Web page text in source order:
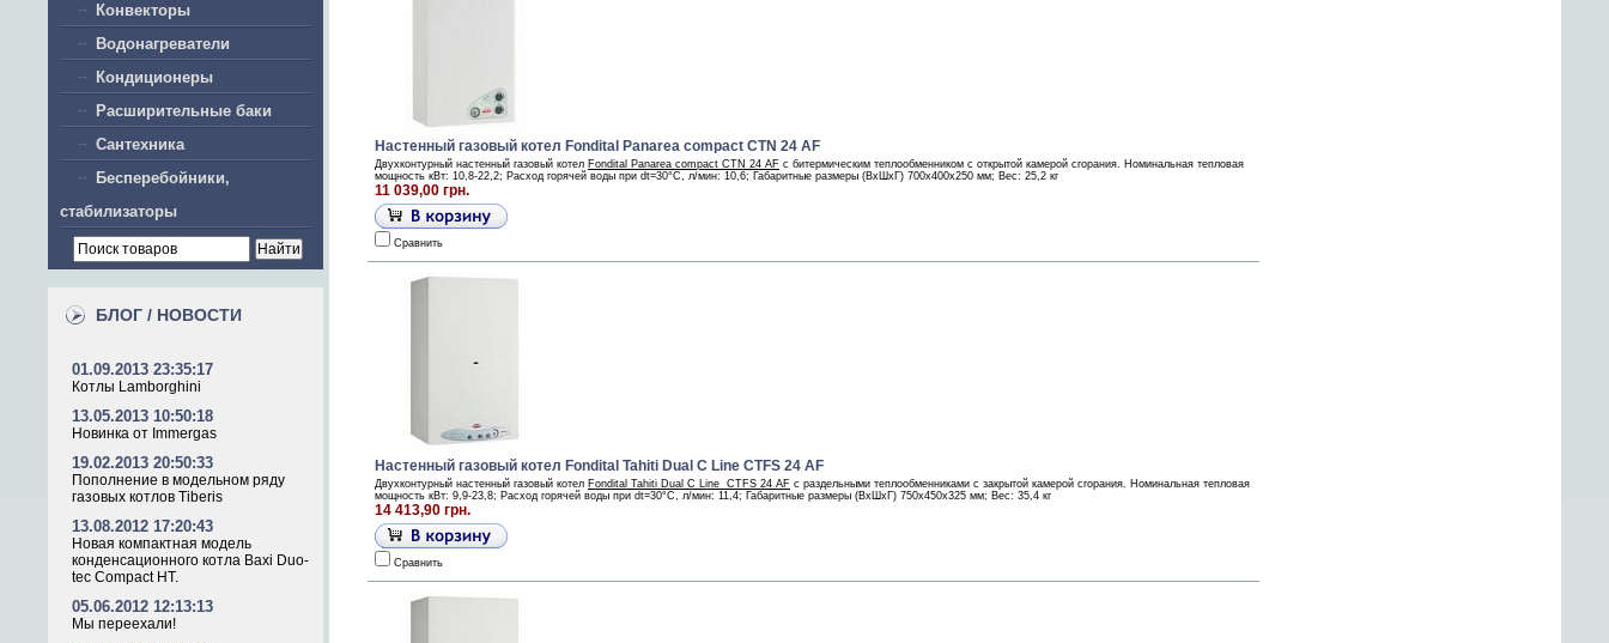
Конвекторы
Водонагреватели
Кондиционеры
Расширительные баки
Сантехника
Бесперебойники,
стабилизаторы
БЛОГ / НОВОСТИ
01.09.2013 23:35:17
Котлы Lamborghini
13.05.2013 10:50:18
Новинка от Immergas
19.02.2013 20:50:33
Пополнение в модельном ряду
газовых котлов Tiberis
13.08.2012 17:20:43
Новая компактная модель
конденсационного котла Baxi Duo-
tec Compact HT.
05.06.2012 12:13:13
Мы переехали!
Настенный газовый котел Fondital Panarea compact CTN 24 AF
Двухконтурный настенный газовый котел Fondital Panarea compact CTN 24 AF с битермическим теплообменником с открытой камерой сгорания. Номинальная тепловая
мощность кВт: 10,8-22,2; Расход горячей воды при dt=30°С, л/мин: 10,6; Габаритные размеры (ВхШхГ) 700х400х250 мм; Вес: 25,2 кг
11 039,00 грн.
Сравнить
Настенный газовый котел Fondital Tahiti Dual C Line CTFS 24 AF
Двухконтурный настенный газовый котел Fondital Tahiti Dual C Line CTFS 24 AF с раздельными теплообменниками с закрытой камерой сгорания. Номинальная тепловая
мощность кВт: 9,9-23,8; Расход горячей воды при dt=30°С, л/мин: 11,4; Габаритные размеры (ВхШхГ) 750х450х325 мм; Вес: 35,4 кг
14 413,90 грн.
Сравнить